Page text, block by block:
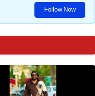
Follow Now